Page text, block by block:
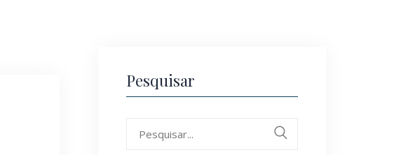
Pesquisar